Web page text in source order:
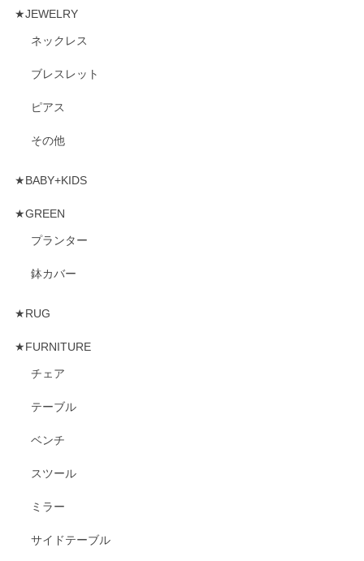
★JEWELRY
ネックレス
ブレスレット
ピアス
その他
★BABY+KIDS
★GREEN
プランター
鉢カバー
★RUG
★FURNITURE
チェア
テーブル
ベンチ
スツール
ミラー
サイドテーブル